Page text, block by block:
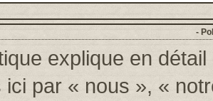
-
explique en
ici par « nous », «